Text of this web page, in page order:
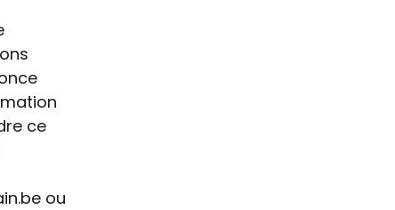
ce
ou